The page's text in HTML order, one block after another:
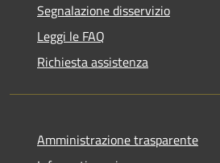
Segnalazione disservizio
Leggi le FAQ
Richiesta assistenza
Amministrazione trasparente